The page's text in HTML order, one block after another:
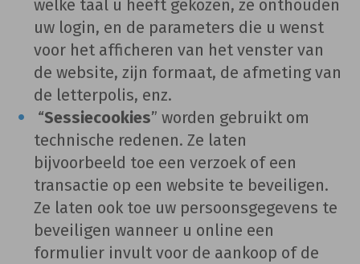
welke taal u heeft gekozen, ze onthouden
uw login, en de parameters die u wenst
voor het afficheren van het venster van
de website, zijn formaat, de afmeting van
de letterpolis, enz.
“Sessiecookies” worden gebruikt om
technische redenen. Ze laten
bijvoorbeeld toe een verzoek of een
transactie op een website te beveiligen.
Ze laten ook toe uw persoonsgegevens te
beveiligen wanneer u online een
formulier invult voor de aankoop of de